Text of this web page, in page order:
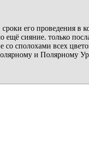
его проведения в
сияние. только
сполохами всех
и Полярному